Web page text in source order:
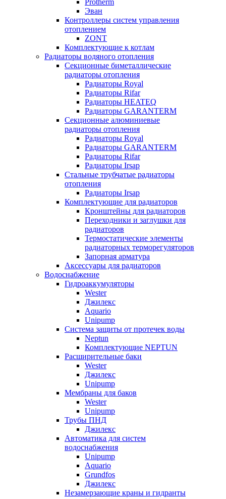
Protherm
Эван
Контроллеры систем управления
отоплением
ZONT
Комплектующие к котлам
Радиаторы водяного отопления
Секционные биметаллические
радиаторы отопления
Радиаторы Royal
Радиаторы Rifar
Радиаторы HEATEQ
Радиаторы GARANTERM
Секционные алюминиевые
радиаторы отопления
Радиаторы Royal
Радиаторы GARANTERM
Радиаторы Rifar
Радиаторы Irsap
Стальные трубчатые радиаторы
отопления
Радиаторы Irsap
Комплектующие для радиаторов
Кронштейны для радиаторов
Переходники и заглушки для
радиаторов
Термостатические элементы
радиаторных терморегуляторов
Запорная арматура
Аксессуары для радиаторов
Водоснабжение
Гидроаккумуляторы
Wester
Джилекс
Aquario
Unipump
Система защиты от протечек воды
Neptun
Комплектующие NEPTUN
Расширительные баки
Wester
Джилекс
Unipump
Мембраны для баков
Wester
Unipump
Трубы ПНД
Джилекс
Автоматика для систем
водоснабжения
Unipump
Aquario
Grundfos
Джилекс
Незамерзающие краны и гидранты